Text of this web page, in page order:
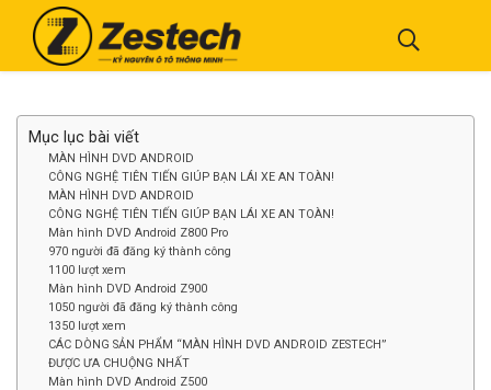
Mục lục bài viết
MÀN HÌNH DVD ANDROID
CÔNG NGHỆ TIÊN TIẾN GIÚP BẠN LÁI XE AN TOÀN!
MÀN HÌNH DVD ANDROID
CÔNG NGHỆ TIÊN TIẾN GIÚP BẠN LÁI XE AN TOÀN!
Màn hình DVD Android Z800 Pro
970 người đã đăng ký thành công
1100 lượt xem
Màn hình DVD Android Z900
1050 người đã đăng ký thành công
1350 lượt xem
CÁC DÒNG SẢN PHẨM “MÀN HÌNH DVD ANDROID ZESTECH”
ĐƯỢC ƯA CHUỘNG NHẤT
Màn hình DVD Android Z500